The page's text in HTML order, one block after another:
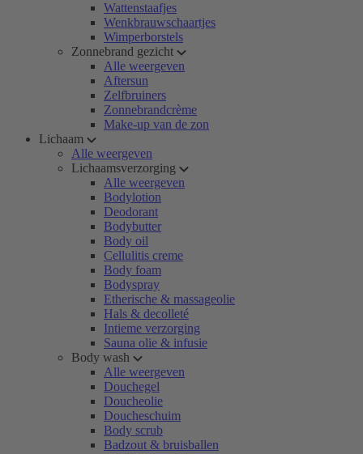
Wattenstaafjes
Wenkbrauwschaartjes
Wimperborstels
Zonnebrand gezicht
Alle weergeven
Aftersun
Zelfbruiners
Zonnebrandcrème
Make-up van de zon
Lichaam
Alle weergeven
Lichaamsverzorging
Alle weergeven
Bodylotion
Deodorant
Bodybutter
Body oil
Cellulitis creme
Body foam
Bodyspray
Etherische & massageolie
Hals & decolleté
Intieme verzorging
Sauna olie & infusie
Body wash
Alle weergeven
Douchegel
Doucheolie
Doucheschuim
Body scrub
Badzout & bruisballen